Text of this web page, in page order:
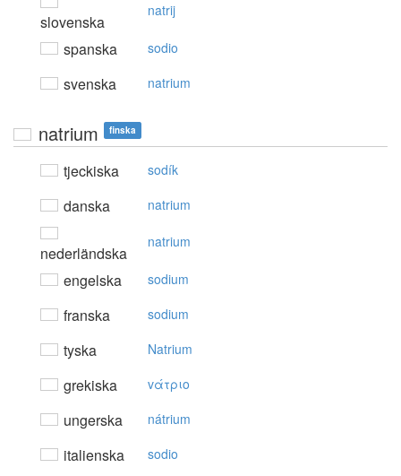
slovenska
natrij
spanska sodio
svenska natrium
natrium finska
tjeckiska sodík
danska natrium
nederländska
natrium
engelska sodium
franska sodium
tyska Natrium
grekiska vάτριo
ungerska nátrium
italienska sodio